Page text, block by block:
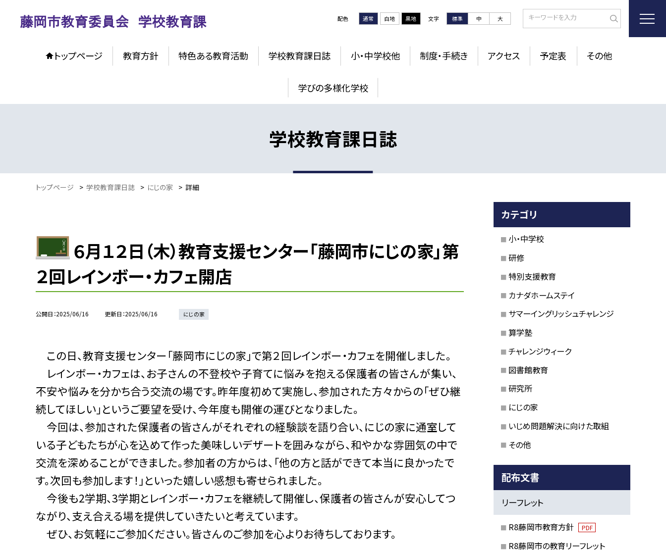
配色 通常 白地 黒地 文字 標準 中 大
トップページ 教育方針 特色ある教育活動 学校教育課日誌 小・中学校他 制度・手続き アクセス 予定表 その他
学びの多様化学校
学校教育課日誌
トップページ > 学校教育課日誌 > にじの家 > 詳細
６月１２日（木）教育支援センター「藤岡市にじの家」第
２回レインボー・カフェ開店
公開日 2025/06/16 更新日 2025/06/16 にじの家
この日、教育支援センター「藤岡市にじの家」で第２回レインボー・カフェを開催しました。
レインボー・カフェは、お子さんの不登校や子育てに悩みを抱える保護者の皆さんが集い、
不安や悩みを分かち合う交流の場です。昨年度初めて実施し、参加された方々からの「ぜひ継
続してほしい」というご要望を受け、今年度も開催の運びとなりました。
今回は、参加された保護者の皆さんがそれぞれの経験談を語り合い、にじの家に通室して
いる子どもたちが心を込めて作った美味しいデザートを囲みながら、和やかな雰囲気の中で
交流を深めることができました。参加者の方からは、「他の方と話ができて本当に良かったで
す。次回も参加します！」といった嬉しい感想も寄せられました。
今後も2学期、3学期とレインボー・カフェを継続して開催し、保護者の皆さんが安心してつ
ながり、支え合える場を提供していきたいと考えています。
ぜひ、お気軽にご参加ください。皆さんのご参加を心よりお待ちしております。
カテゴリ
小・中学校
研修
特別支援教育
カナダホームステイ
サマーイングリッシュチャレンジ
算学塾
チャレンジウィーク
図書館教育
研究所
にじの家
いじめ問題解決に向けた取組
その他
配布文書
リーフレット
R8藤岡市教育方針 PDF
R8藤岡市の教育リーフレット